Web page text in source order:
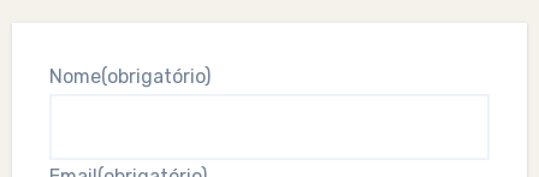
Nome(obrigatório)